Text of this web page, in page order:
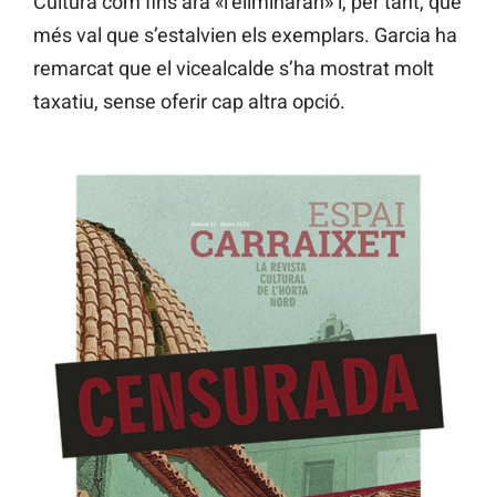
més val que s’estalvien els exemplars. Garcia ha
remarcat que el vicealcalde s’ha mostrat molt
taxatiu, sense oferir cap altra opció.